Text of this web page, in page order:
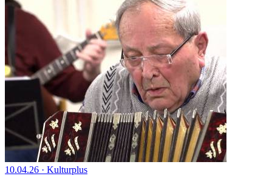
10.04.26 · Kulturplus